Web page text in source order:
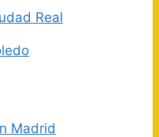
Real
Madrid